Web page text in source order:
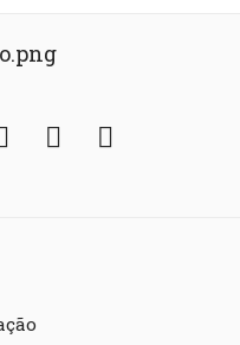
YouTubeFickr